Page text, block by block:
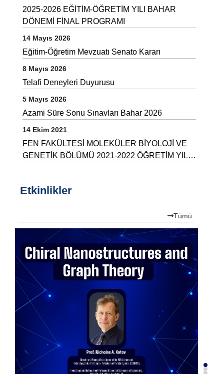
2025-2026 EĞİTİM-ÖĞRETİM YILI BAHAR
DÖNEMİ FİNAL PROGRAMI
14 Mayıs 2026
Eğitim-Öğretim Mevzuatı Senato Kararı
8 Mayıs 2026
Telafi Deneyleri Duyurusu
5 Mayıs 2026
Azami Süre Sonu Sınavları Bahar 2026
14 Ekim 2021
FEN FAKÜLTESİ MOLEKÜLER BİYOLOJİ VE
GENETİK BÖLÜMÜ 2021-2022 ÖĞRETİM YILI
Etkinlikler
Tümü